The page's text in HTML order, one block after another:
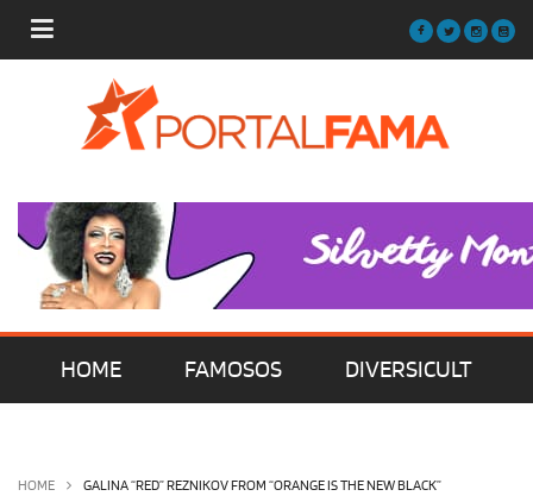
HOME FAMOSOS DIVERSICULT
HOME GALINA “RED” REZNIKOV FROM “ORANGE IS THE NEW BLACK”